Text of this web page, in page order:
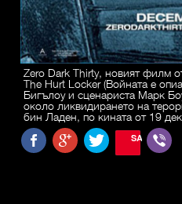
Zero Dark Thirty, новият филм
The Hurt Locker (Войната е
Бигълоу и сценариста Марк
около ликвидирането на
бин Ладен, по кината от 19
SAVE